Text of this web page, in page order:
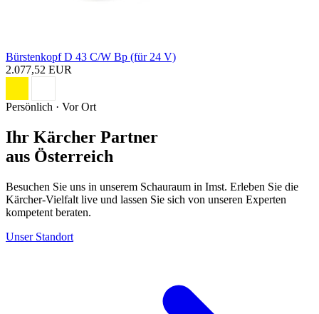
Bürstenkopf D 43 C/W Bp (für 24 V)
2.077,52 EUR
Persönlich · Vor Ort
Ihr Kärcher Partner
aus Österreich
Besuchen Sie uns in unserem Schauraum in Imst. Erleben Sie die
Kärcher-Vielfalt live und lassen Sie sich von unseren Experten
kompetent beraten.
Unser Standort